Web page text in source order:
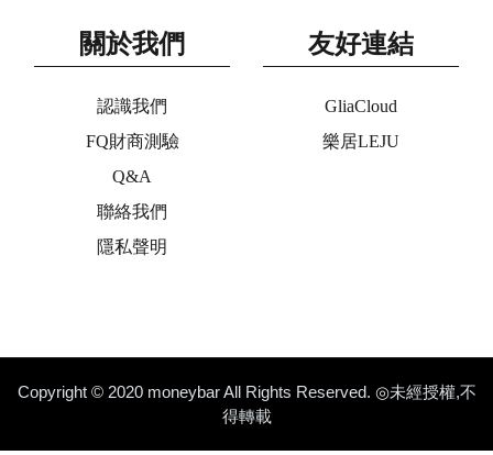
關於我們
認識我們
FQ財商測驗
Q&A
聯絡我們
隱私聲明
友好連結
GliaCloud
樂居LEJU
Copyright © 2020 moneybar All Rights Reserved. ◎未經授權,不
得轉載